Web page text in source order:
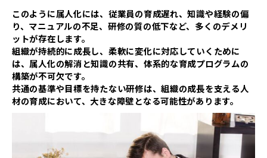
このように属人化には、従業員の育成遅れ、知識や経験の偏
り、マニュアルの不足、研修の質の低下など、多くのデメリ
ットが存在します。
組織が持続的に成長し、柔軟に変化に対応していくために
は、属人化の解消と知識の共有、体系的な育成プログラムの
構築が不可欠です。
共通の基準や目標を持たない研修は、組織の成長を支える人
材の育成において、大きな障壁となる可能性があります。